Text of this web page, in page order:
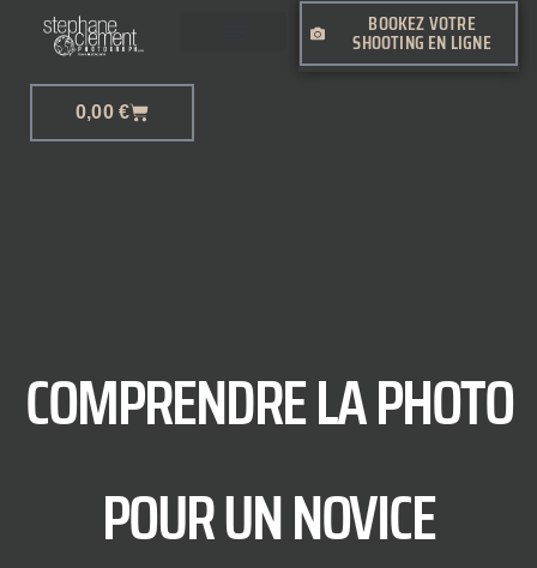
BOOKEZ VOTRE
SHOOTING EN LIGNE
0,00 €
COMPRENDRE LA PHOTO
POUR UN NOVICE